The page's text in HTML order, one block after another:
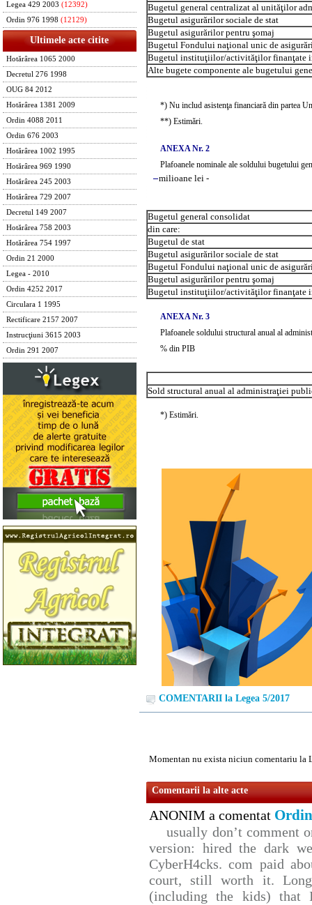
Legea 429 2003 (12392)
Ordin 976 1998 (12129)
Ultimele acte citite
Hotărârea 1065 2000
Decretul 276 1998
OUG 84 2012
Hotărârea 1381 2009
Ordin 4088 2011
Ordin 676 2003
Hotărârea 1002 1995
Hotărârea 969 1990
Hotărârea 245 2003
Hotărârea 729 2007
Decretul 149 2007
Hotărârea 758 2003
Hotărârea 754 1997
Ordin 21 2000
Legea - 2010
Ordin 4252 2017
Circulara 1 1995
Rectificare 2157 2007
Instrucţiuni 3615 2003
Ordin 291 2007
Bugetul general centralizat al unităţilor
Bugetul asigurărilor sociale de stat
Bugetul asigurărilor pentru şomaj
Bugetul Fondului naţional unic de
Bugetul instituţiilor/activităţilor finanţate
Alte bugete componente ale bugetului
*) Nu includ asistenţa financiară din partea
**) Estimări.
ANEXA Nr. 2
Plafoanele nominale ale soldului bugetului
–milioane lei -
Bugetul general consolidat
din care:
Bugetul de stat
Bugetul asigurărilor sociale de stat
Bugetul Fondului naţional unic de
Bugetul asigurărilor pentru şomaj
Bugetul instituţiilor/activităţilor finanţate
ANEXA Nr. 3
Plafoanele soldului structural anual al
% din PIB
Sold structural anual al administraţiei
*) Estimări.
COMENTARII la Legea 5/2017
Momentan nu exista niciun comentariu la
Comentarii la alte acte
ANONIM a comentat
usually don’t comment
version: hired the dark
CyberH4cks. com paid
court, still worth it.
(including the kids) that